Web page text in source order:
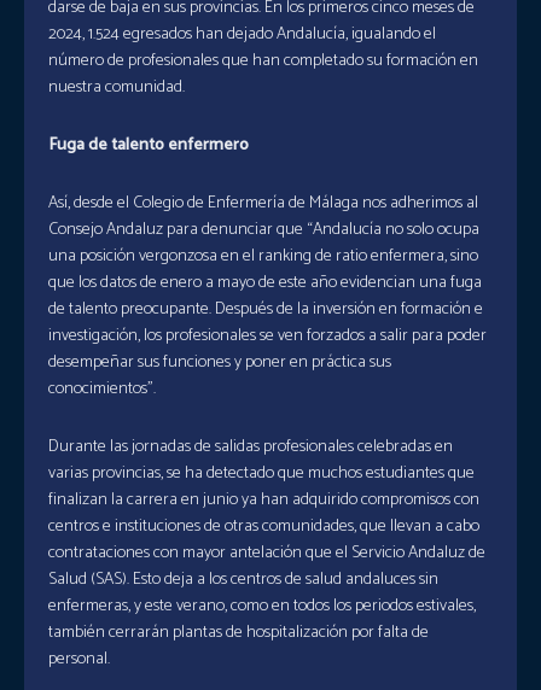
darse de baja en sus provincias. En los primeros cinco meses de
2024, 1.524 egresados han dejado Andalucía, igualando el
número de profesionales que han completado su formación en
nuestra comunidad.
Fuga de talento enfermero
Así, desde el Colegio de Enfermería de Málaga nos adherimos al
Consejo Andaluz para denunciar que “Andalucía no solo ocupa
una posición vergonzosa en el ranking de ratio enfermera, sino
que los datos de enero a mayo de este año evidencian una fuga
de talento preocupante. Después de la inversión en formación e
investigación, los profesionales se ven forzados a salir para poder
desempeñar sus funciones y poner en práctica sus
conocimientos”.
Durante las jornadas de salidas profesionales celebradas en
varias provincias, se ha detectado que muchos estudiantes que
finalizan la carrera en junio ya han adquirido compromisos con
centros e instituciones de otras comunidades, que llevan a cabo
contrataciones con mayor antelación que el Servicio Andaluz de
Salud (SAS). Esto deja a los centros de salud andaluces sin
enfermeras, y este verano, como en todos los periodos estivales,
también cerrarán plantas de hospitalización por falta de
personal.